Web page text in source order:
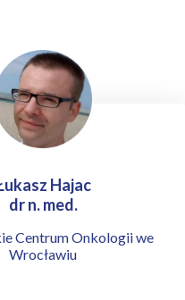
Hajac
dr n. med.
Centrum Onkologii we
Wrocławiu